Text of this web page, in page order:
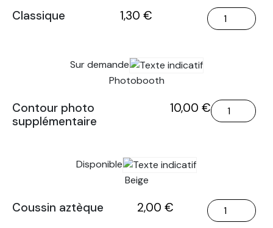
Classique 1,30 €
quantité
de
Sur demande
Photobooth
Contour photo
supplémentaire
10,00 €quantité
de
Disponible
Beige
Coussin aztèque 2,00 €
quantité
de